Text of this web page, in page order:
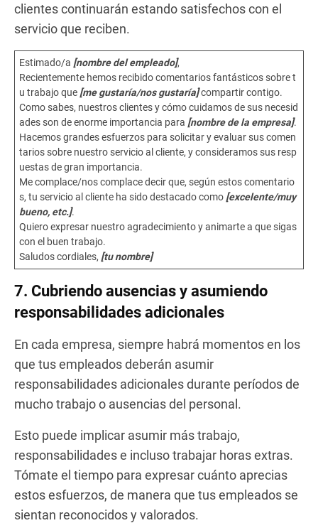
clientes continuarán estando satisfechos con el
servicio que reciben.
Estimado/a [nombre del empleado],
Recientemente hemos recibido comentarios fantásticos sobre t
u trabajo que [me gustaría/nos gustaría]compartir contigo.
Como sabes, nuestros clientes y cómo cuidamos de sus necesid
ades son de enorme importancia para [nombre de la empresa].
Hacemos grandes esfuerzos para solicitar y evaluar sus comen
tarios sobre nuestro servicio al cliente, y consideramos sus resp
uestas de gran importancia.
Me complace/nos complace decir que, según estos comentario
s, tu servicio al cliente ha sido destacado como [excelente/muy
bueno, etc.].
Quiero expresar nuestro agradecimiento y animarte a que sigas
con el buen trabajo.
Saludos cordiales, [tu nombre]
7. Cubriendo ausencias y asumiendo
responsabilidades adicionales
En cada empresa, siempre habrá momentos en los
que tus empleados deberán asumir
responsabilidades adicionales durante períodos de
mucho trabajo o ausencias del personal.
Esto puede implicar asumir más trabajo,
responsabilidades e incluso trabajar horas extras.
Tómate el tiempo para expresar cuánto aprecias
estos esfuerzos, de manera que tus empleados se
sientan reconocidos y valorados.